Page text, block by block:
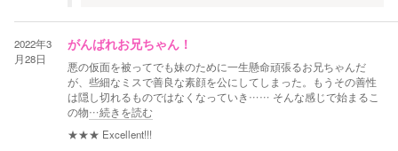
2022年3
月28日
がんばれお兄ちゃん！
悪の仮面を被ってでも妹のために一生懸命頑張るお兄ちゃんだ
が、些細なミスで善良な素顔を公にしてしまった。もうその善性
は隠し切れるものではなくなっていき…… そんな感じで始まるこ
の物…続きを読む
★★★ Excellent!!!